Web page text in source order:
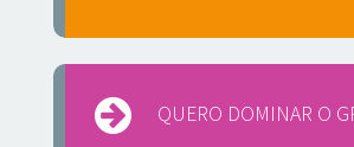
QUERO DOMINAR O